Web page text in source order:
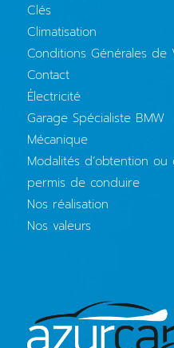
Clés
Climatisation
Conditions Générales
Contact
Électricité
Garage Spécialiste BMW
Mécanique
Modalités d’obtention
permis de conduire
Nos réalisation
Nos valeurs